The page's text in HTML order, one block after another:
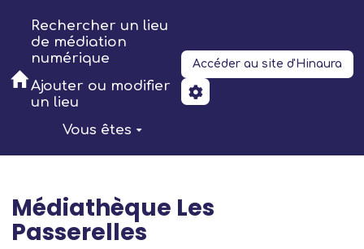
Aller au contenu principal
Rechercher un lieu
de médiation
numérique
Ajouter ou modifier
un lieu
Vous êtes
Accéder au site d'Hinaura
Médiathèque Les
Passerelles